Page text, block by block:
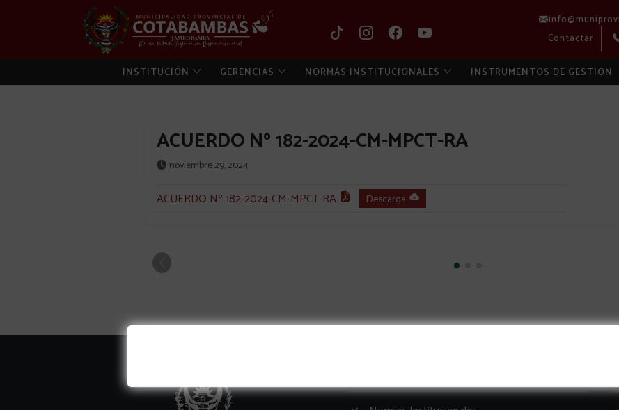
Contactar
INSTITUCIÓN GERENCIAS NORMAS INSTITUCIONALES INSTRUMENTOS DE GESTION
ACUERDO Nº 182-2024-CM-MPCT-RA
noviembre 29, 2024
ACUERDO Nº 182-2024-CM-MPCT-RA Descarga